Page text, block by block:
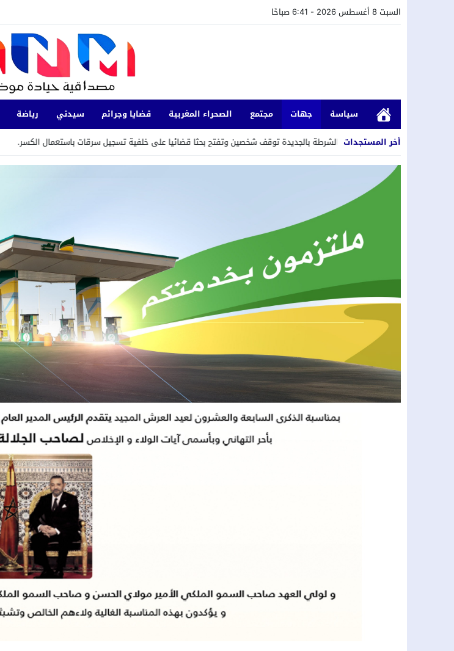
السبت 8 أغسطس 2026 - 6:41 صباحًا
سياسة جهات مجتمع الصحراء المغربية قضايا وجرائم سيدتي رياضة
أخر المستجدات
02:40 المنازل..عناصر الشرطة بالجديدة توقف شخصين وتفتح بحثا قضائيا على خلفية تسجيل سرقات باستعمال الكسر.